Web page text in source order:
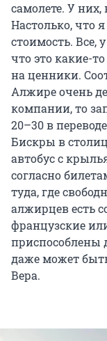
самолете. У
Настолько, что
стоимость. Все,
что это какие-
на ценники.
Алжире очень
компании, то
20–30 в
Бискры в
автобус с
согласно
туда, где
алжирцев есть
французские
приспособлены
даже может
Вера.